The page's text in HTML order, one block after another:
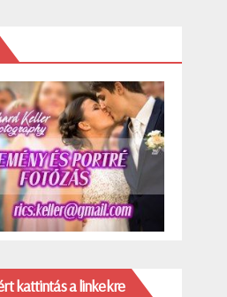
kattintás a linkekre